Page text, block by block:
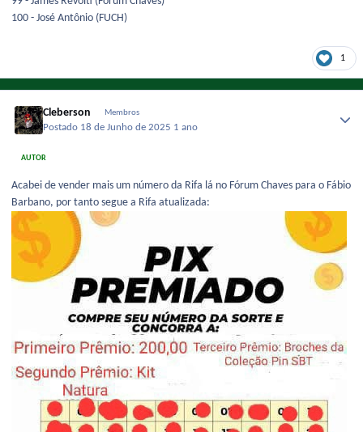
100 - José Antônio (FUCH)
1
Cleberson Membros
Postado 18 de Junho de 2025 1 ano
AUTOR
Acabei de vender mais um número da Rifa lá no Fórum Chaves para o Fábio
Barbano, por tanto segue a Rifa atualizada: